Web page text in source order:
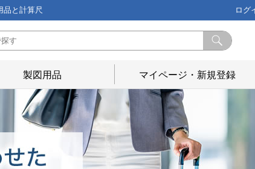
品と計算尺 ログ
製図用品 マイページ・新規登録